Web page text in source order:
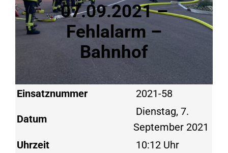
07.09.2021 –
Fehlalarm –
Bahnhof
Einsatznummer 2021-58
Datum
Dienstag, 7.
September 2021
Uhrzeit
10:12 Uhr